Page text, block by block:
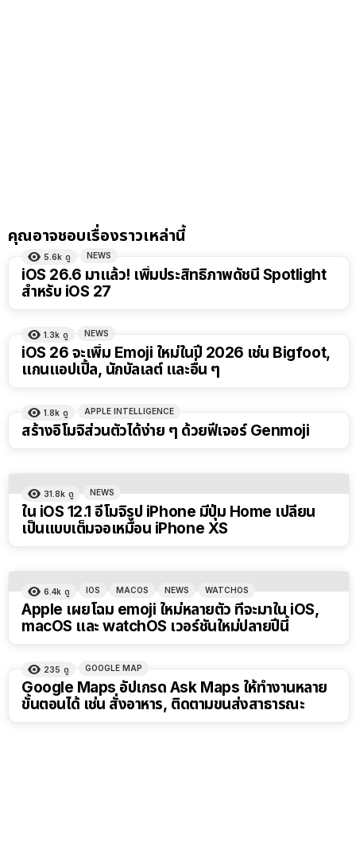
คุณอาจชอบเรื่องราวเหล่านี้
5.6k ดู NEWS
iOS 26.6 มาแล้ว! เพิ่มประสิทธิภาพดัชนี Spotlight
สำหรับ iOS 27
1.3k ดู NEWS
iOS 26 จะเพิ่ม Emoji ใหม่ในปี 2026 เช่น Bigfoot,
แกนแอปเปิ้ล, นักบัลเลต์ และอื่น ๆ
1.8k ดู APPLE INTELLIGENCE
สร้างอิโมจิส่วนตัวได้ง่าย ๆ ด้วยฟีเจอร์ Genmoji
31.8k ดู NEWS
ใน iOS 12.1 อีโมจิรูป iPhone มีปุ่ม Home เปลี่ยน
เป็นแบบเต็มจอเหมือน iPhone XS
6.4k ดู IOS MACOS NEWS WATCHOS
Apple เผยโฉม emoji ใหม่หลายตัว ที่จะมาใน iOS,
macOS และ watchOS เวอร์ชันใหม่ปลายปีนี้
235 ดู GOOGLE MAP
Google Maps อัปเกรด Ask Maps ให้ทำงานหลาย
ขั้นตอนได้ เช่น สั่งอาหาร, ติดตามขนส่งสาธารณะ